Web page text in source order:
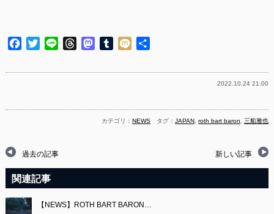
Facebook
TwitterLine ThreadsMastodon
Tumblr
Mixi
2022.10.24 21:00
カテゴリ：NEWS タグ：JAPAN ,roth bart baron 三船雅也
過去の記事 新しい記事
関連記事
【NEWS】ROTH BART BARON…